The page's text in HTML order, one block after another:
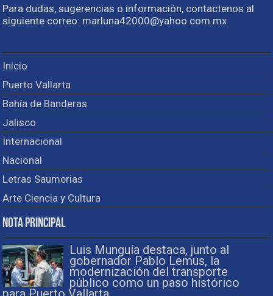
Para dudas, sugerencias o información, contactenos al
siguiente correo: marluna42000@yahoo.com.mx
Inicio
Puerto Vallarta
Bahía de Banderas
Jalisco
Internacional
Nacional
Letras Saumerias
Arte Ciencia y Cultura
Nota Principal
Luis Munguía destaca, junto al
gobernador Pablo Lemus, la
modernización del transporte
público como un paso histórico